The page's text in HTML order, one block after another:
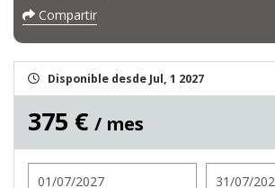
Compartir
Disponible desde Jul, 1 2027
375 € / mes